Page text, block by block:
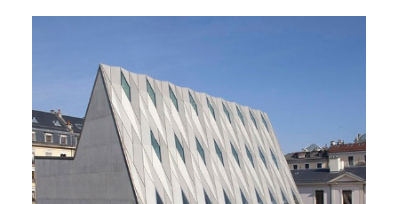
Salles Polyvalentes - Auditoires,
Musées - Lieux De Culte , Lieux De Rassemblement,
Restaurants, Bâtiments Administratifs,